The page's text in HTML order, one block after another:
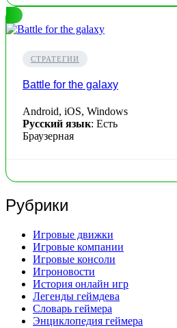
СТРАТЕГИИ
Battle for the galaxy
Android, iOS, Windows
Русский язык: Есть
Браузерная
Рубрики
Игровые движки
Игровые компании
Игровые консоли
Игроновости
История онлайн игр
Легенды геймдева
Словарь геймера
Энциклопедия геймера